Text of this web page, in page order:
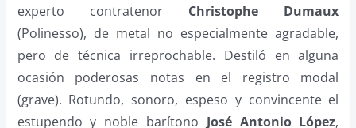
experto contratenor Christophe Dumaux
(Polinesso), de metal no especialmente agradable,
pero de técnica irreprochable. Destiló en alguna
ocasión poderosas notas en el registro modal
(grave). Rotundo, sonoro, espeso y convincente el
estupendo y noble barítono José Antonio López,